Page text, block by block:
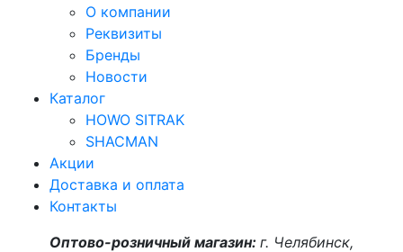
О компании
Реквизиты
Бренды
Новости
Каталог
HOWO SITRAK
SHACMAN
Акции
Доставка и оплата
Контакты
Оптово-розничный магазин: г. Челябинск,